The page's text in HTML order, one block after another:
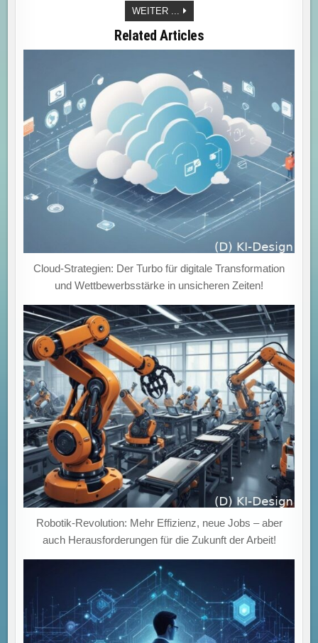
WEITER ... IT-
BETRIEB
IM
WANDEL:
HYBRID
UND
INNOVATIONSSCHUB
FÜR
DIE
ZUKUNFT!
Related Articles
Cloud-Strategien: Der Turbo für digitale Transformation
und Wettbewerbsstärke in unsicheren Zeiten!
Robotik-Revolution: Mehr Effizienz, neue Jobs – aber
auch Herausforderungen für die Zukunft der Arbeit!